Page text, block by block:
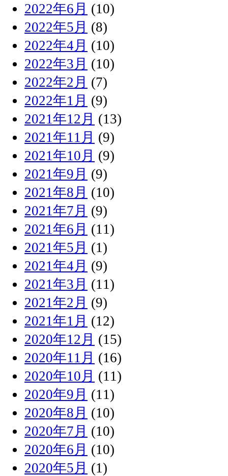
2022年6月 (10)
2022年5月 (8)
2022年4月 (10)
2022年3月 (10)
2022年2月 (7)
2022年1月 (9)
2021年12月 (13)
2021年11月 (9)
2021年10月 (9)
2021年9月 (9)
2021年8月 (10)
2021年7月 (9)
2021年6月 (11)
2021年5月 (1)
2021年4月 (9)
2021年3月 (11)
2021年2月 (9)
2021年1月 (12)
2020年12月 (15)
2020年11月 (16)
2020年10月 (11)
2020年9月 (11)
2020年8月 (10)
2020年7月 (10)
2020年6月 (10)
2020年5月 (1)